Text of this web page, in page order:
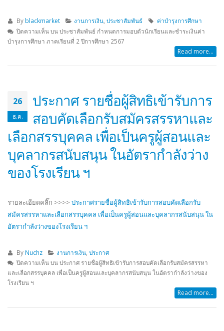
By blackmarket งานการเงิน,ประชาสัมพันธ์
ค่าบำรุงการศึกษา
ปิดความเห็นบน ประชาสัมพันธ์ กำหนดการมอบตัวนักเรียนและชำระเงินค่า
บำรุงการศึกษา ภาคเรียนที่ 2 ปีการศึกษา 2567
Read more...
26
ธ.ค.
ประกาศ รายชื่อผู้สิทธิเข้ารับการ
สอบคัดเลือกรับสมัครสรรหาและ
เลือกสรรบุคคล เพื่อเป็นครูผู้สอนและ
บุคลากรสนับสนุน ในอัตรากำลังว่าง
ของโรงเรียน ฯ
รายละเอียดคลิ๊ก >>>> ประกาศรายชื่อผู้สิทธิเข้ารับการสอบคัดเลือกรับ
สมัครสรรหาและเลือกสรรบุคคล เพื่อเป็นครูผู้สอนและบุคลากรสนับสนุน ใน
อัตรากำลังว่างของโรงเรียน ฯ
By Nuchz งานการเงิน ,ประกาศ
ปิดความเห็นบน ประกาศ รายชื่อผู้สิทธิเข้ารับการสอบคัดเลือกรับสมัครสรรหา
และเลือกสรรบุคคล เพื่อเป็นครูผู้สอนและบุคลากรสนับสนุน ในอัตรากำลังว่างของ
โรงเรียน ฯ
Read more...